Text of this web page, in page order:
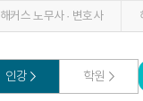
해커스 노무사 · 변호사
인강 학원